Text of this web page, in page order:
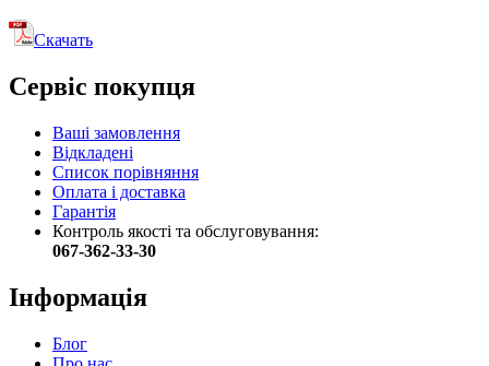
Скачать
Сервіс покупця
Ваші замовлення
Відкладені
Список порівняння
Оплата і доставка
Гарантія
Контроль якості та обслуговування:
067-362-33-30
Інформація
Блог